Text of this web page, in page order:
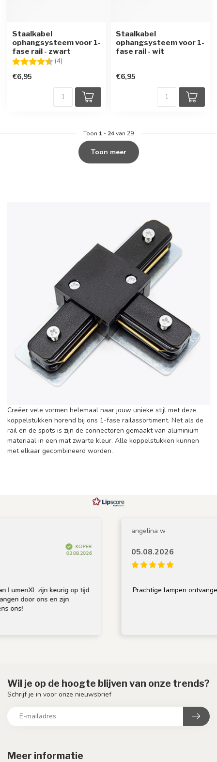
Staalkabel
ophangsysteem voor 1-
fase rail - zwart
Beoordeling: (4)
€6,95
Staalkabel
ophangsysteem voor 1-
fase rail - wit
€6,95
Toon 1 - 24van 29
Toon meer
Creëer vele vormen helemaal naar jouw unieke stijl met deze
koppelstukken horend bij ons 1-fase railassortiment. Net als de
rail en de spots is zijn de connectoren gemaakt van aluminium
materiaal in een mat zwarte kleur. Alle koppelstukken kunnen
met elkaar gecombineerd worden.
KOPER
03.08.2026
zijn keurig op tijd
ons en zijn
angelina w
05.08.2026
Prachtige lampen ontvangen
Meer informatie
Wil je op de hoogte blijven van onze trends?
Schrijf je in voor onze nieuwsbrief